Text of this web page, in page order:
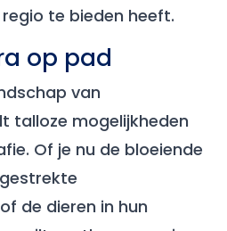
te bieden heeft.
op pad
van
talloze mogelijkheden
Of je nu de bloeiende
de dieren in hun